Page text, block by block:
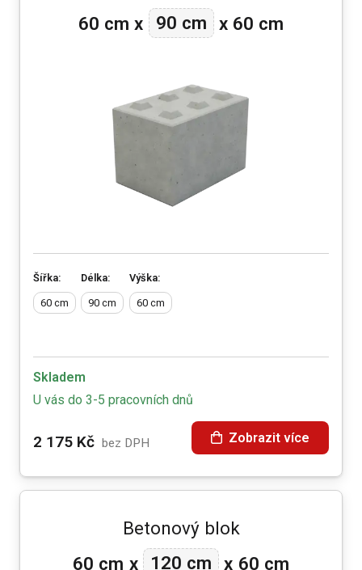
60 cm x 90 cm x 60 cm
Šířka:
60 cm
Délka:
90 cm
Výška:
60 cm
Skladem
U vás do 3-5 pracovních dnů
2 175 Kč bez DPH Zobrazit více
Betonový blok
60 cm x 120 cm x 60 cm